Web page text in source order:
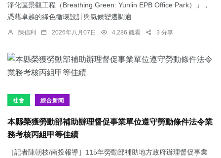
淨化區景觀工程（Breathing Green: Yunlin EPB Office Park）」，
憑藉卓越的綠色循環設計與氣候變遷調適...
陳信利 2026年八月07日 4,286 觀看 3 分享
社會 綜合新聞
本縣榮獲勞動部補助辦理督促事業單位遵守勞動條件法令業
務考核丙組甲等佳績
［記者陳朝枝/南投報導］115年勞動部補助地方政府辦理督促事業